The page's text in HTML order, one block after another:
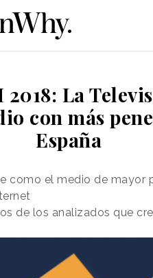
La
con más
España
como el medio de mayor
de los analizados que